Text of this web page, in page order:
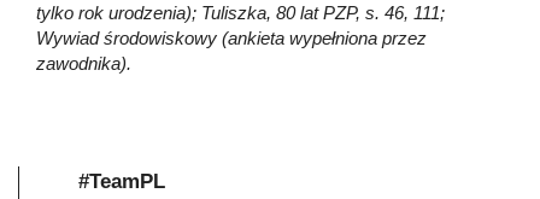
tylko rok urodzenia); Tuliszka, 80 lat PZP, s. 46, 111;
Wywiad środowiskowy (ankieta wypełniona przez
zawodnika).
#TeamPL